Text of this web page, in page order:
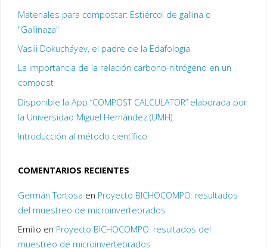
Materiales para compostar: Estiércol de gallina o
"Gallinaza"
Vasili Dokucháyev, el padre de la Edafología
La importancia de la relación carbono-nitrógeno en un
compost
Disponible la App “COMPOST CALCULATOR” elaborada por
la Universidad Miguel Hernández (UMH)
Introducción al método científico
COMENTARIOS RECIENTES
Germán Tortosa en Proyecto BICHOCOMPO: resultados
del muestreo de microinvertebrados
Emilio en Proyecto BICHOCOMPO: resultados del
muestreo de microinvertebrados